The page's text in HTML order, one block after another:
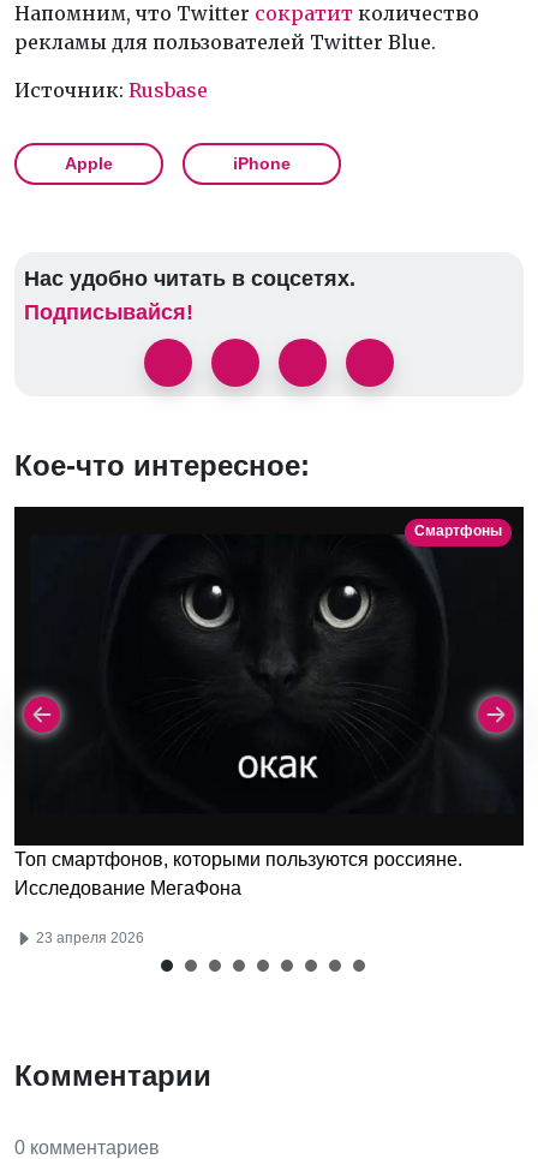
Напомним, что Twitter сократит количество
рекламы для пользователей Twitter Blue.
Источник: Rusbase
Apple iPhone
Нас удобно читать в соцсетях.
Подписывайся!
Кое-что интересное:
Смартфоны
Топ смартфонов, которыми пользуются россияне.
Исследование МегаФона
23 апреля 2026
Комментарии
0 комментариев